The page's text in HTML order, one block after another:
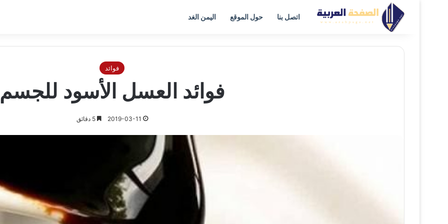
اتصل بنا حول الموقع اليمن الغد
فوائد
فوائد العسل الأسود للجسم
2019-03-11 5 دقائق